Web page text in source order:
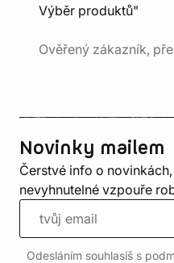
Výběr produktů"
Ověřený zákazník,
Novinky mailem
Čerstvé info o
nevyhnutelné vzpouře
Odesláním souhlasíš s